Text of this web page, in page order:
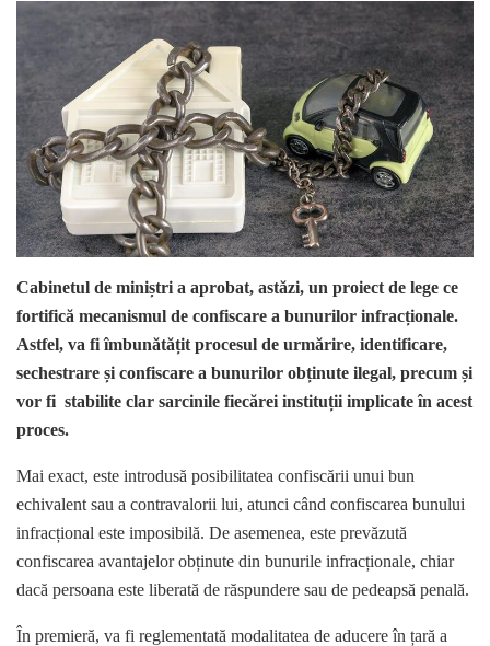
Cabinetul de miniștri a aprobat, astăzi, un proiect de lege ce
fortifică mecanismul de confiscare a bunurilor infracționale.
Astfel, va fi îmbunătățit procesul de urmărire, identificare,
sechestrare și confiscare a bunurilor obținute ilegal, precum și
vor fi stabilite clar sarcinile fiecărei instituții implicate în acest
proces.
Mai exact, este introdusă posibilitatea confiscării unui bun
echivalent sau a contravalorii lui, atunci când confiscarea bunului
infracțional este imposibilă. De asemenea, este prevăzută
confiscarea avantajelor obținute din bunurile infracționale, chiar
dacă persoana este liberată de răspundere sau de pedeapsă penală.
În premieră, va fi reglementată modalitatea de aducere în țară a